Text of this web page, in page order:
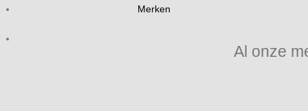
Merken
Al onze